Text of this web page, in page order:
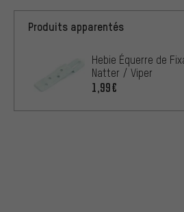
Produits apparentés
Hebie Équerre de
Natter / Viper
1,99€